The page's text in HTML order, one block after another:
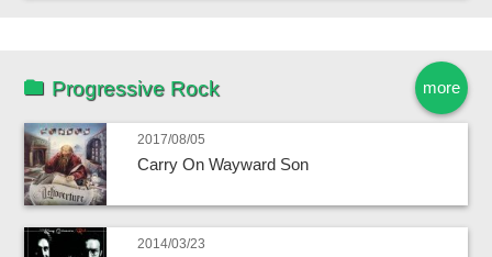
more
Progressive Rock
2017/08/05
Carry On Wayward Son
2014/03/23